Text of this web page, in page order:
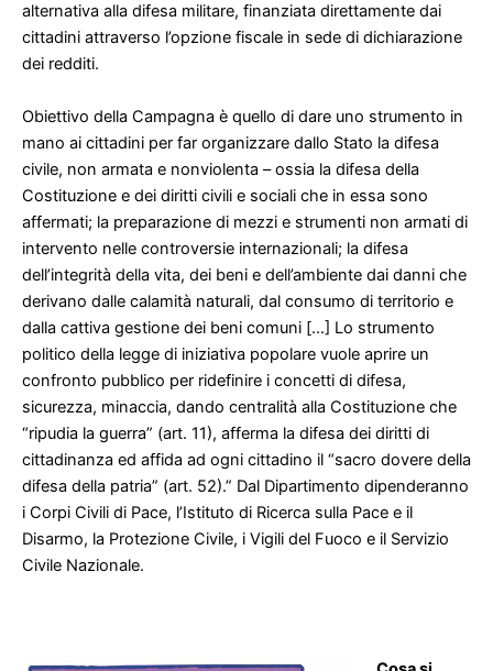
alternativa alla difesa militare, finanziata direttamente dai
cittadini attraverso l’opzione fiscale in sede di dichiarazione
dei redditi.
Obiettivo della Campagna è quello di dare uno strumento in
mano ai cittadini per far organizzare dallo Stato la difesa
civile, non armata e nonviolenta – ossia la difesa della
Costituzione e dei diritti civili e sociali che in essa sono
affermati; la preparazione di mezzi e strumenti non armati di
intervento nelle controversie internazionali; la difesa
dell’integrità della vita, dei beni e dell’ambiente dai danni che
derivano dalle calamità naturali, dal consumo di territorio e
dalla cattiva gestione dei beni comuni […] Lo strumento
politico della legge di iniziativa popolare vuole aprire un
confronto pubblico per ridefinire i concetti di difesa,
sicurezza, minaccia, dando centralità alla Costituzione che
“ripudia la guerra” (art. 11), afferma la difesa dei diritti di
cittadinanza ed affida ad ogni cittadino il “sacro dovere della
difesa della patria” (art. 52).” Dal Dipartimento dipenderanno
i Corpi Civili di Pace, l’Istituto di Ricerca sulla Pace e il
Disarmo, la Protezione Civile, i Vigili del Fuoco e il Servizio
Civile Nazionale.